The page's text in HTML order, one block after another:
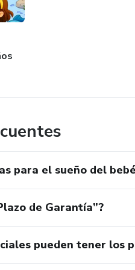
Noches más relajadas
Este ebook no reemplaza
📥 Formato digital – acceso
Dale a tu bebé el descanso
para el sueño del
de Garantía”?
pueden tener los